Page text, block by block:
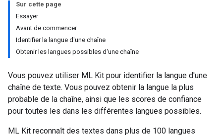
Sur cette page
Essayer
Avant de commencer
Identifier la langue d'une chaîne
Obtenir les langues possibles d'une chaîne
Vous pouvez utiliser ML Kit pour identifier la langue d'une
chaîne de texte. Vous pouvez obtenir la langue la plus
probable de la chaîne, ainsi que les scores de confiance
pour toutes les dans les différentes langues possibles.
ML Kit reconnaît des textes dans plus de 100 langues